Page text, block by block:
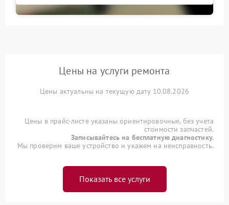
Цены на услуги ремонта
Цены актуальны на текущую дату 10.08.2026
Цены в прайс-листе указаны ориентировочные, без учета
стоимости запчастей.
Записывайтесь на бесплатную диагностику.
Мы проверим ваше устройство и укажем на неисправность.
Показать все услуги